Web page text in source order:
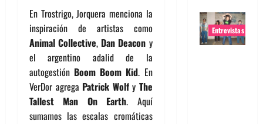
En Trostrigo, Jorquera menciona la
inspiración de artistas como
Animal Collective, Dan Deacon y
el argentino adalid de la
autogestión Boom Boom Kid. En
VerDor agrega Patrick Wolfy The
Tallest Man On Earth. Aquí
sumamos las escalas cromáticas
Entrevistas